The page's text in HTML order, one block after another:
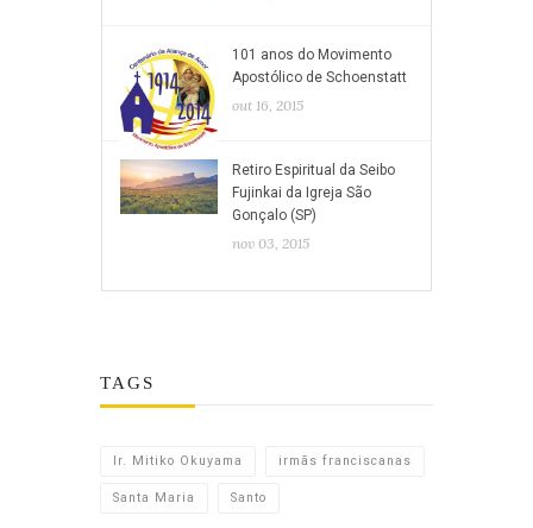
101 anos do Movimento
Apostólico de Schoenstatt
out 16, 2015
Retiro Espiritual da Seibo
Fujinkai da Igreja São
Gonçalo (SP)
nov 03, 2015
TAGS
Ir. Mitiko Okuyama irmãs franciscanas
Santa Maria Santo